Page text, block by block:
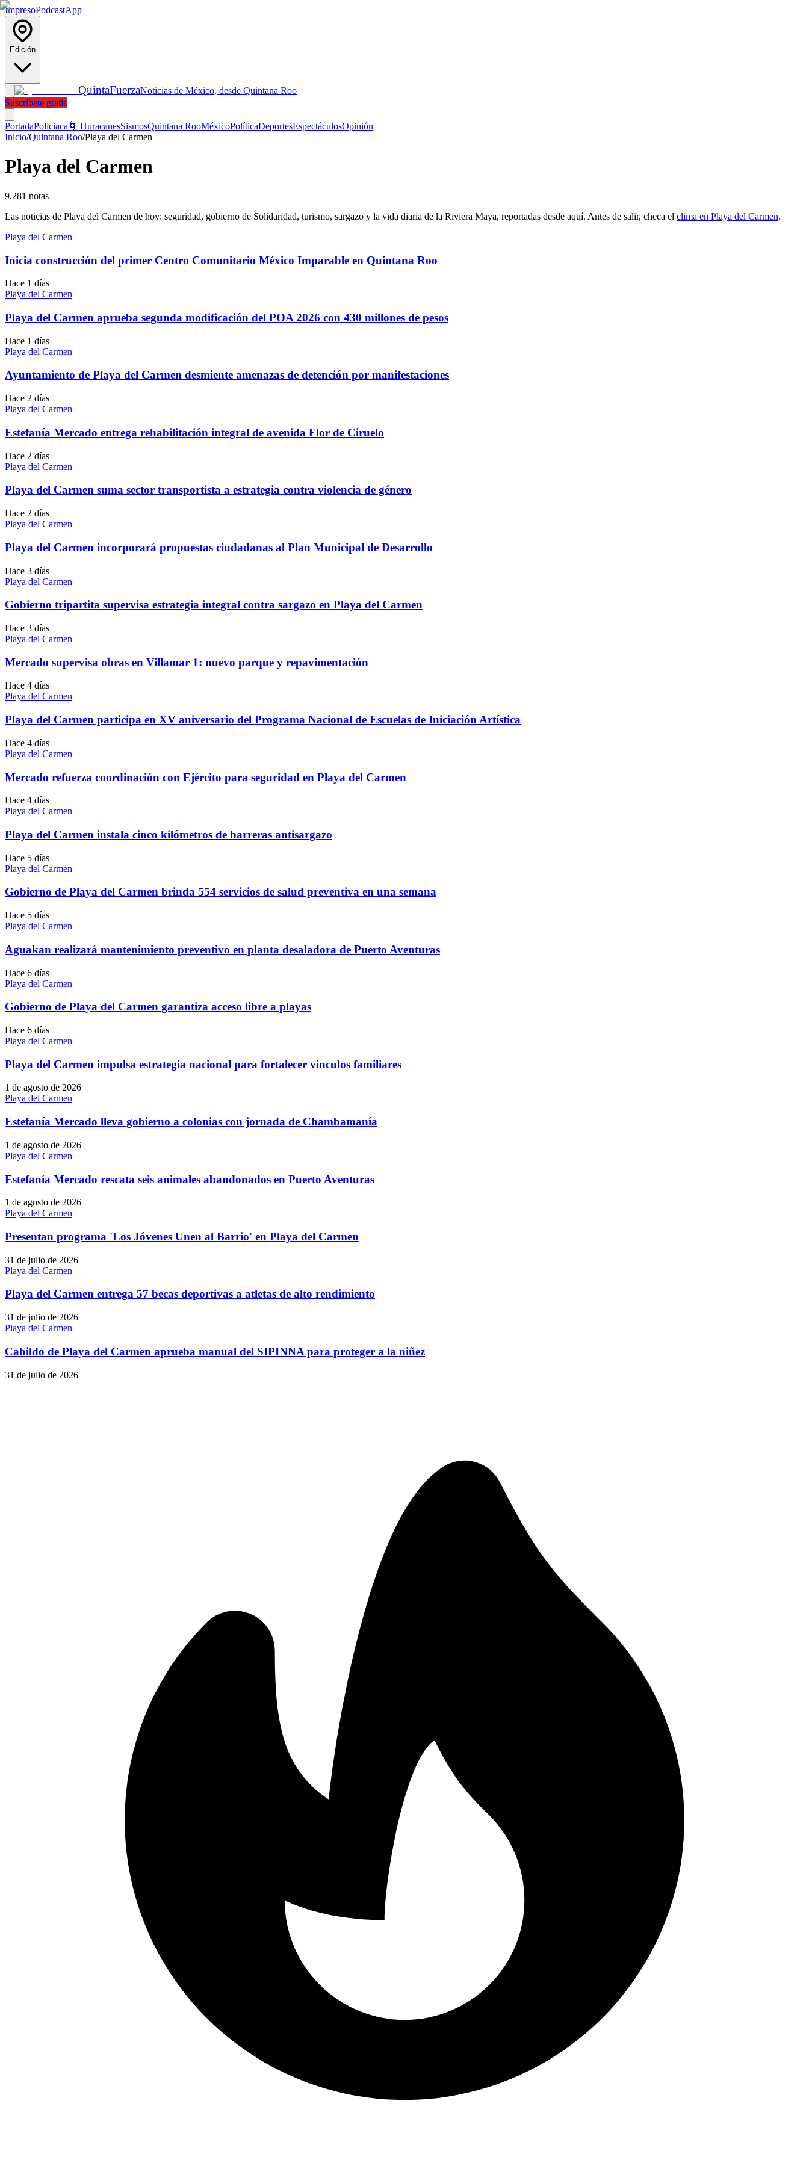
ImpresoPodcastApp
Edición
QuintaFuerzaNoticias de México, desde Quintana Roo
Suscríbete gratis
PortadaPoliciaca 🌀 HuracanesSismosQuintana RooMéxicoPolíticaDeportesEspectáculosOpinión
Inicio/Quintana Roo/Playa del Carmen
Playa del Carmen
9,281 notas
Las noticias de Playa del Carmen de hoy: seguridad, gobierno de Solidaridad, turismo, sargazo y la vida diaria de la Riviera Maya, reportadas desde aquí. Antes de salir, checa el clima en Playa del Carmen.
Playa del Carmen
Inicia construcción del primer Centro Comunitario México Imparable en Quintana Roo
Hace 1 días
Playa del Carmen
Playa del Carmen aprueba segunda modificación del POA 2026 con 430 millones de pesos
Hace 1 días
Playa del Carmen
Ayuntamiento de Playa del Carmen desmiente amenazas de detención por manifestaciones
Hace 2 días
Playa del Carmen
Estefanía Mercado entrega rehabilitación integral de avenida Flor de Ciruelo
Hace 2 días
Playa del Carmen
Playa del Carmen suma sector transportista a estrategia contra violencia de género
Hace 2 días
Playa del Carmen
Playa del Carmen incorporará propuestas ciudadanas al Plan Municipal de Desarrollo
Hace 3 días
Playa del Carmen
Gobierno tripartita supervisa estrategia integral contra sargazo en Playa del Carmen
Hace 3 días
Playa del Carmen
Mercado supervisa obras en Villamar 1: nuevo parque y repavimentación
Hace 4 días
Playa del Carmen
Playa del Carmen participa en XV aniversario del Programa Nacional de Escuelas de Iniciación Artística
Hace 4 días
Playa del Carmen
Mercado refuerza coordinación con Ejército para seguridad en Playa del Carmen
Hace 4 días
Playa del Carmen
Playa del Carmen instala cinco kilómetros de barreras antisargazo
Hace 5 días
Playa del Carmen
Gobierno de Playa del Carmen brinda 554 servicios de salud preventiva en una semana
Hace 5 días
Playa del Carmen
Aguakan realizará mantenimiento preventivo en planta desaladora de Puerto Aventuras
Hace 6 días
Playa del Carmen
Gobierno de Playa del Carmen garantiza acceso libre a playas
Hace 6 días
Playa del Carmen
Playa del Carmen impulsa estrategia nacional para fortalecer vínculos familiares
1 de agosto de 2026
Playa del Carmen
Estefanía Mercado lleva gobierno a colonias con jornada de Chambamanía
1 de agosto de 2026
Playa del Carmen
Estefanía Mercado rescata seis animales abandonados en Puerto Aventuras
1 de agosto de 2026
Playa del Carmen
Presentan programa 'Los Jóvenes Unen al Barrio' en Playa del Carmen
31 de julio de 2026
Playa del Carmen
Playa del Carmen entrega 57 becas deportivas a atletas de alto rendimiento
31 de julio de 2026
Playa del Carmen
Cabildo de Playa del Carmen aprueba manual del SIPINNA para proteger a la niñez
31 de julio de 2026